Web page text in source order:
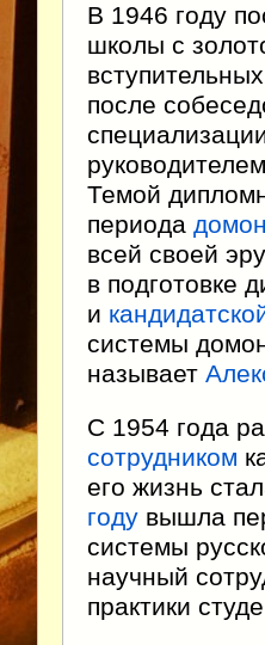
В 1946 году
школы с
после
Темой
периода
всей своей
в подготовке
и
системы
называет
С 1954 года
сотрудником
его жизнь
году вышла
системы
научный
практики